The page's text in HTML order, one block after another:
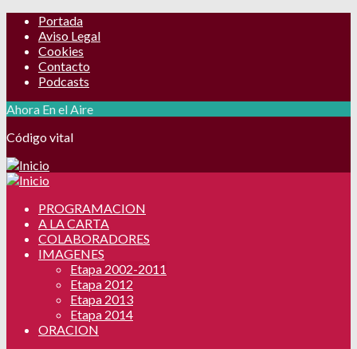
Portada
Aviso Legal
Cookies
Contacto
Podcasts
Ahora En el Aire
Código vital
PROGRAMACION
A LA CARTA
COLABORADORES
IMAGENES
Etapa 2002-2011
Etapa 2012
Etapa 2013
Etapa 2014
ORACION